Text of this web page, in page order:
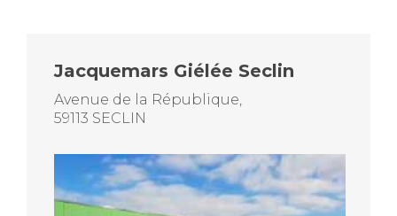
Jacquemars Giélée Seclin
Avenue de la République,
59113 SECLIN